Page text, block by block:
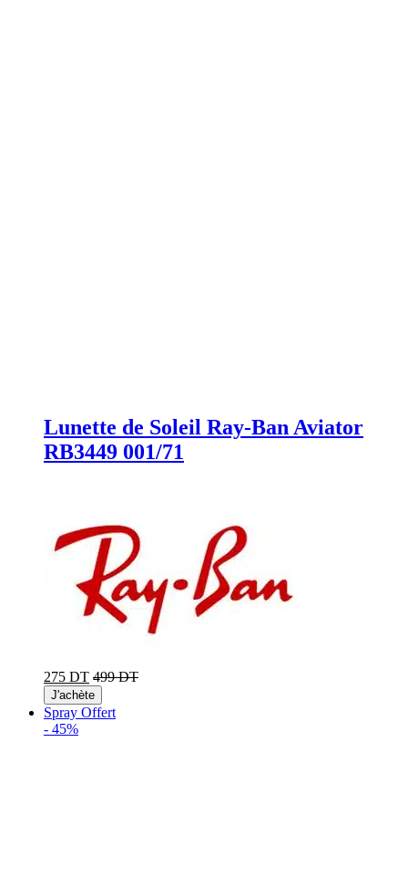
Lunette de Soleil Ray-Ban Aviator
RB3449 001/71
275 DT 499 DT
J'achète
Spray Offert
- 45%